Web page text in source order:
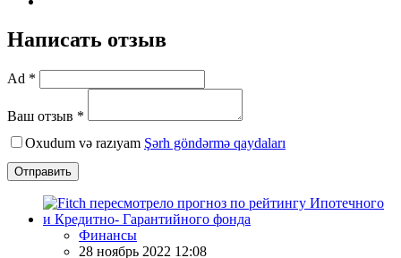
Написать отзыв
Ad *
Ваш отзыв *
Oxudum və razıyam Şərh göndərmə qaydaları
Отправить
Финансы
28 ноябрь 2022 12:08